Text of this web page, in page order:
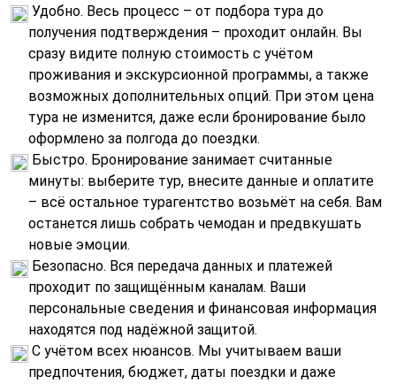
Удобно. Весь процесс – от подбора тура до
получения подтверждения – проходит онлайн. Вы
сразу видите полную стоимость с учётом
проживания и экскурсионной программы, а также
возможных дополнительных опций. При этом цена
тура не изменится, даже если бронирование было
оформлено за полгода до поездки.
Быстро. Бронирование занимает считанные
минуты: выберите тур, внесите данные и оплатите
– всё остальное турагентство возьмёт на себя. Вам
останется лишь собрать чемодан и предвкушать
новые эмоции.
Безопасно. Вся передача данных и платежей
проходит по защищённым каналам. Ваши
персональные сведения и финансовая информация
находятся под надёжной защитой.
С учётом всех нюансов. Мы учитываем ваши
предпочтения, бюджет, даты поездки и даже